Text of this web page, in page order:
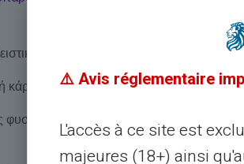
IBAN
φυσική ανάγλυφη
Χωρίς
⚠️ Avis réglementaire
L'accès à ce site est
majeures (18+) ainsi